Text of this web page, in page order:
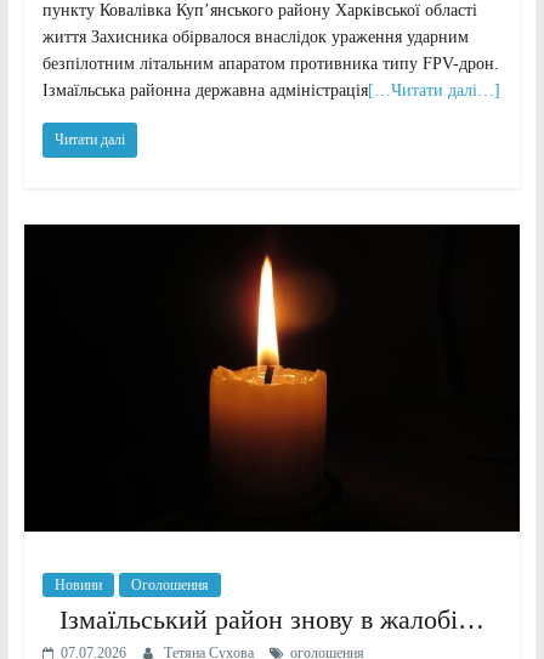
пункту Ковалівка Куп’янського району Харківської області
життя Захисника обірвалося внаслідок ураження ударним
безпілотним літальним апаратом противника типу FPV-дрон.
Ізмаїльська районна державна адміністрація[…Читати далі…]
Читати далі
Новини Оголошення
Ізмаїльський район знову в жалобі…
07.07.2026 Тетяна Сухова оголошення